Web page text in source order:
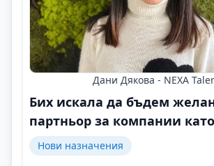
Дани Дякова - NEXA
Бих искала да бъдем
партньор за компании
Нови назначения